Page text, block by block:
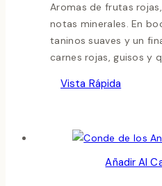
Aromas de frutas
notas minerales. En
taninos suaves y un
carnes rojas, guisos y
Vista Rápida
Añadir Al